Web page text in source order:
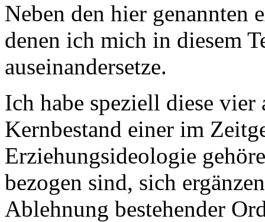
Neben den hier genannten
denen ich mich in diesem
auseinandersetze.
Ich habe speziell diese
Kernbestand einer im
Erziehungsideologie
bezogen sind, sich
Ablehnung bestehender